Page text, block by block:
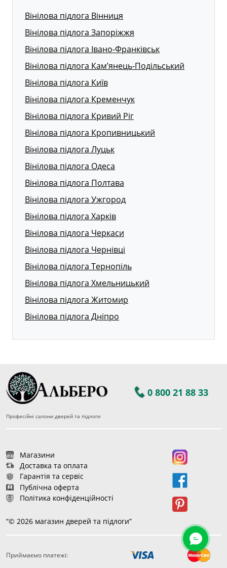
60
Вінілова підлога Вінниця
Вінілова підлога Запоріжжя
Вінілова підлога Івано-Франківськ
Вінілова підлога Кам’янець-Подільський
Вінілова підлога Київ
Вінілова підлога Кременчук
Вінілова підлога Кривий Ріг
Вінілова підлога Кропивницький
Вінілова підлога Луцьк
Вінілова підлога Одеса
Вінілова підлога Полтава
Вінілова підлога Ужгород
Вінілова підлога Харків
Вінілова підлога Черкаси
Вінілова підлога Чернівці
Вінілова підлога Тернопіль
Вінілова підлога Хмельницький
Вінілова підлога Житомир
Вінілова підлога Дніпро
0 800 21 88 33
Професійні салони дверей та підлоги
Магазини
Доставка та оплата
Гарантія та сервіс
Публічна оферта
Політика конфіденційності
“© 2026 магазин дверей та підлоги”
Приймаємо платежі: